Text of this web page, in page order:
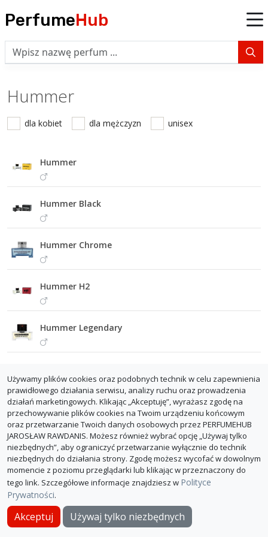
PerfumeHub
Hummer
dla kobiet dla mężczyzn unisex
Hummer
Hummer Black
Hummer Chrome
Hummer H2
Hummer Legendary
O PerfumeHub Polityka Prywatności Dla sklepów
© PerfumeHub 2026
Używamy plików cookies oraz podobnych technik w celu zapewnienia
prawidłowego działania serwisu, analizy ruchu oraz prowadzenia
działań marketingowych. Klikając „Akceptuję”, wyrażasz zgodę na
przechowywanie plików cookies na Twoim urządzeniu końcowym
oraz przetwarzanie Twoich danych osobowych przez PERFUMEHUB
JAROSŁAW RAWDANIS. Możesz również wybrać opcję „Używaj tylko
niezbędnych”, aby ograniczyć przetwarzanie wyłącznie do technik
niezbędnych do działania strony. Zgodę możesz wycofać w dowolnym
momencie z poziomu przeglądarki lub klikając w przeznaczony do
tego link. Szczegółowe informacje znajdziesz w Polityce
Prywatności.
Akceptuj Używaj tylko niezbędnych